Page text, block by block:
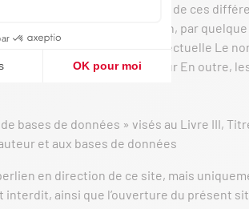
publication, même partielle, de ces
ou reproduction, par
Code de la propriété intellectuelle Le
et pénale du contrefacteur En outre,
de données » visés au Livre III,
et aux bases de données
en direction de ce site, mais
ainsi que l’ouverture du présent